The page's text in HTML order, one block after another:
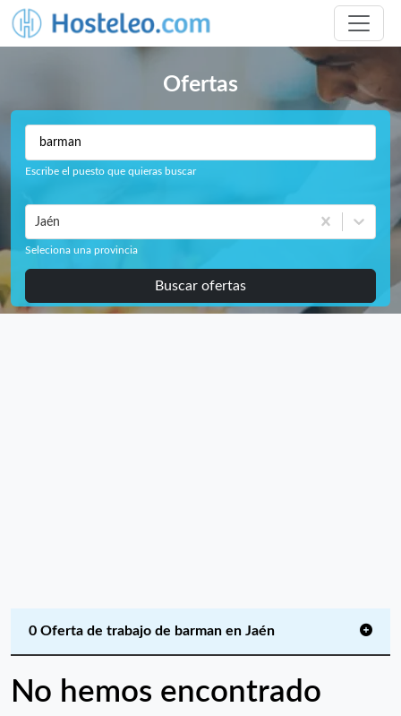
Ofertas
Escribe el puesto que quieras buscar
Jaén
Seleciona una provincia
Buscar ofertas
0 Oferta de trabajo de barman en Jaén
No hemos encontrado